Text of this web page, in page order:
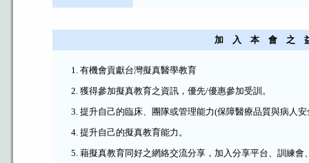
加 入 本 會 之
有機會貢獻台灣擬真醫學教育
獲得參加擬真教育之資訊，優先/優惠參加受訓。
提升自己的臨床、團隊或管理能力(保障醫療品質與病人安
提升自己的擬真教育能力。
藉擬真教育同好之網絡交流分享，加入分享平台、訓練